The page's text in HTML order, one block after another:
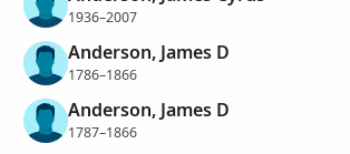
1936–2007
Anderson, James D
1786–1866
Anderson, James D
1787–1866